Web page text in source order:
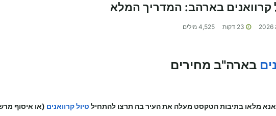
קרוואנים בארהב: המדריך המלא
23 דקות 4,525 מילים
בארה"ב מחירים
אנא מלאו בתיבות הטקסט מעלה את העיר בה תרצו להתחיל טיול קרוואנים (או איסוף